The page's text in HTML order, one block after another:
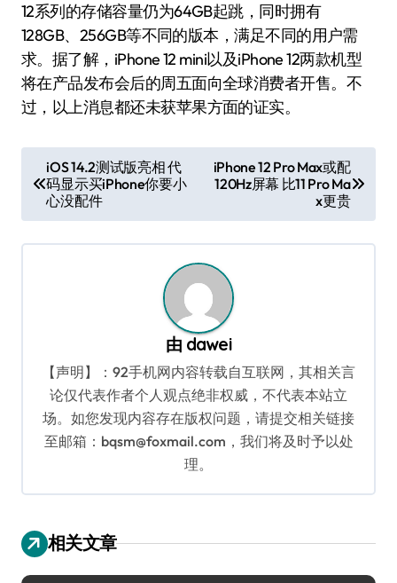
12系列的存储容量仍为64GB起跳，同时拥有
128GB、256GB等不同的版本，满足不同的用户需
求。据了解，iPhone 12 mini以及iPhone 12两款机型
将在产品发布会后的周五面向全球消费者开售。不
过，以上消息都还未获苹果方面的证实。
章
导
航
iOS 14.2测试版亮相 代
码显示买iPhone你要小
心没配件
iPhone 12 Pro Max或配
120Hz屏幕 比11 Pro Ma
x更贵
由 dawei
【声明】：92手机网内容转载自互联网，其相关言
论仅代表作者个人观点绝非权威，不代表本站立
场。如您发现内容存在版权问题，请提交相关链接
至邮箱：bqsm@foxmail.com，我们将及时予以处
理。
相关文章